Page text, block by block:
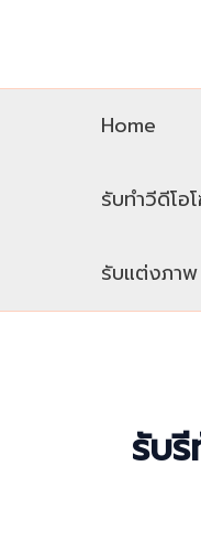
Home
รับทำวีดีโ
รับแต่งภา
รับ